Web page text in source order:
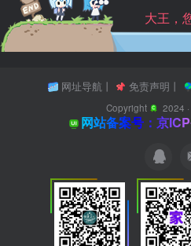
大王，
网址导航丨 免责声明 丨
Copyright 2024
网站备案号：京